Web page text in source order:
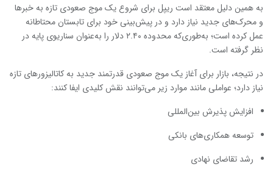
به همین دلیل معتقد است ریپل برای شروع یک موج صعودی تازه به خبرها
و محرک‌های جدید نیاز دارد و در پیش‌بینی خود برای تابستان محتاطانه
عمل کرده است؛ به‌طوری‌که محدوده ۲.۴۰ دلار را به‌عنوان سناریوی پایه در
نظر گرفته است.
در نتیجه، بازار برای آغاز یک موج صعودی قدرتمند جدید به کاتالیزورهای تازه
نیاز دارد؛ عواملی مانند موارد زیر می‌توانند نقش کلیدی ایفا کنند:
افزایش پذیرش بین‌المللی
توسعه همکاری‌های بانکی
رشد تقاضای نهادی